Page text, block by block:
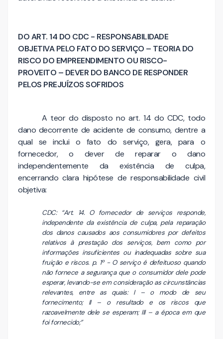
DO ART. 14 DO CDC - RESPONSABILIDADE
OBJETIVA PELO FATO DO SERVIÇO – TEORIA DO
RISCO DO EMPREENDIMENTO OU RISCO-
PROVEITO – DEVER DO BANCO DE RESPONDER
PELOS PREJUÍZOS SOFRIDOS
A teor do disposto no art. 14 do CDC, todo
dano decorrente de acidente de consumo, dentre a
qual se inclui o fato do serviço, gera, para o
fornecedor, o dever de reparar o dano
independentemente da existência de culpa,
encerrando clara hipótese de responsabilidade civil
objetiva:
CDC: “Art. 14. O fornecedor de serviços responde,
independente da existência de culpa, pela reparação
dos danos causados aos consumidores por defeitos
relativos à prestação dos serviços, bem como por
informações insuficientes ou inadequadas sobre sua
fruição e riscos. p. 1º - O serviço é defeituoso quando
não fornece a segurança que o consumidor dele pode
esperar, levando-se em consideração as circunstâncias
relevantes, entre as quais: I – o modo de seu
fornecimento; II – o resultado e os riscos que
razoavelmente dele se esperam; III – a época em que
foi fornecido;”